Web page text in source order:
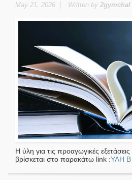
May 21, 2026 Written by 2gymchal
Η ύλη για τις προαγωγικές
βρίσκεται στο παρακάτω link :ΥΛΗ